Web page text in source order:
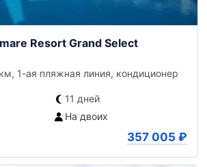
Resort Grand Select
1-ая пляжная линия, кондиционер
11 дней
На двоих
357 005 ₽